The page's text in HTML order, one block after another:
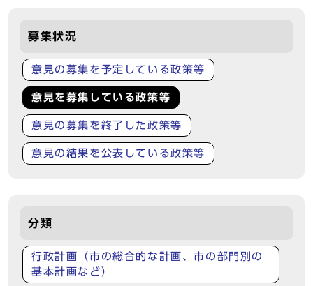
募集状況
意見の募集を予定している政策等
意見を募集している政策等
意見の募集を終了した政策等
意見の結果を公表している政策等
分類
行政計画（市の総合的な計画、市の部門別の
基本計画など）